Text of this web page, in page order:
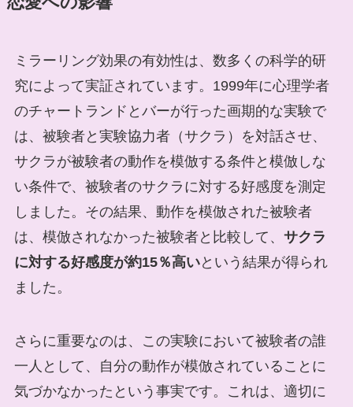
ミラーリング効果の有効性は、数多くの科学的研
究によって実証されています。1999年に心理学者
のチャートランドとバーが行った画期的な実験で
は、被験者と実験協力者（サクラ）を対話させ、
サクラが被験者の動作を模倣する条件と模倣しな
い条件で、被験者のサクラに対する好感度を測定
しました。その結果、動作を模倣された被験者
は、模倣されなかった被験者と比較して、 サクラ
に対する好感度が約15％高いという結果が得られ
ました。
さらに重要なのは、この実験において被験者の誰
一人として、自分の動作が模倣されていることに
気づかなかったという事実です。これは、適切に